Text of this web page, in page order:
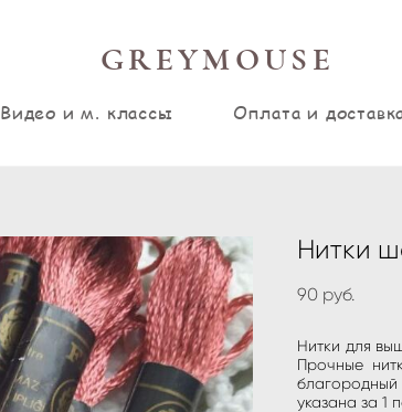
GREYMOUSE
Видео и м. классы Оплата и
Нитки
90 pуб.
Нитки для
Прочные
указана за 1